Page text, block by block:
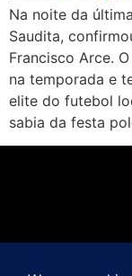
Na noite da
Saudita,
Francisco Arce.
na temporada e
elite do futebol
sabia da festa